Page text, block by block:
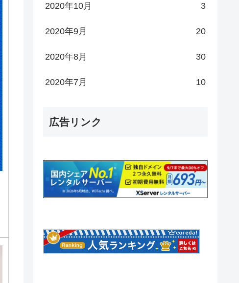
2020年10月 3
2020年9月 20
2020年8月 30
2020年7月 10
広告リンク